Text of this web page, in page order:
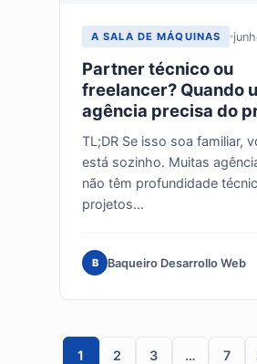
A SALA DE MÁQUINAS
Partner técnico ou
freelancer? Quando
agência precisa do
TL;DR Se isso soa familiar,
está sozinho. Muitas
não têm profundidade
projetos...
B Baqueiro Desarrollo Web
1 2 3 … 7